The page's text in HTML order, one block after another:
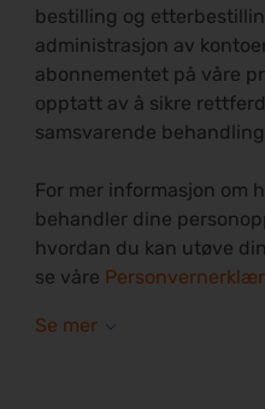
bestilling og
administrasjon av
abonnementet på våre
opptatt av å sikre
samsvarende
For mer informasjon om
behandler dine
hvordan du kan utøve
se våre